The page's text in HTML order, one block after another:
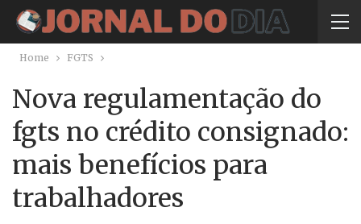
Home FGTS
Nova regulamentação do
fgts no crédito consignado:
mais benefícios para
trabalhadores